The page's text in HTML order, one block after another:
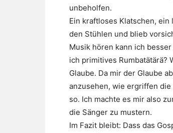
unbeholfen.
Ein kraftloses Klatschen,
den Stühlen und blieb
Musik hören kann ich
ich primitives Rumbatätärä?
Glaube. Da mir der Glaube
anzusehen, wie ergriffen
so. Ich machte es mir also
die Sänger zu mustern.
Im Fazit bleibt: Dass das